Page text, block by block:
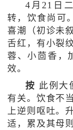
4月21日
转，饮食尚可
喜潮（初诊未
舌红，有小裂
蓉、小茴香，
效。
按 此例大
有关。饮食不
上逆则呕吐。
适，累及其母